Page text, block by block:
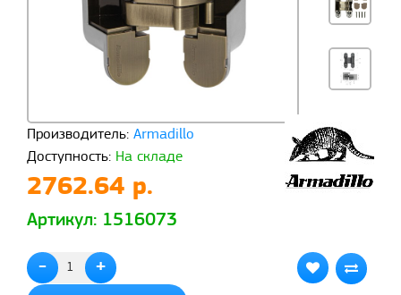
Производитель: Armadillo
Доступность: На складе
2762.64 р.
Артикул: 1516073
- +